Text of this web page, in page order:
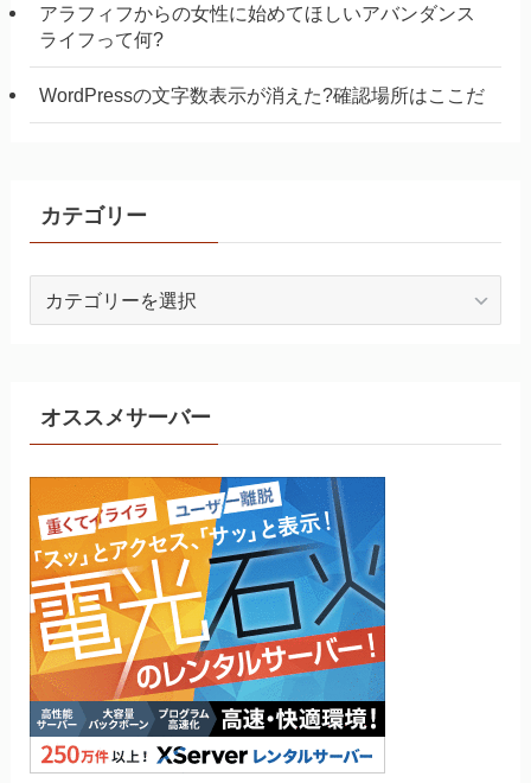
アラフィフからの女性に始めてほしいアバンダンス
ライフって何?
WordPressの文字数表示が消えた?確認場所はここだ
カテゴリー
オススメサーバー